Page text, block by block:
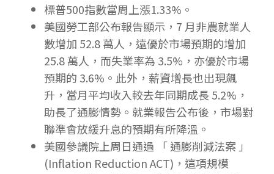
標普500指數當周上漲1.33%。
美國勞工部公布報告顯示，7 月非農就業人
數增加 52.8 萬人，遠優於市場預期的增加
25.8 萬人，而失業率為 3.5%，亦優於市場
預期的 3.6%。此外，薪資增長也出現飆
升，當月平均收入較去年同期成長 5.2%，
助長了通膨情勢。就業報告公布後，市場對
聯準會放緩升息的預期有所降溫。
美國參議院上周日通過 「 通膨削減法案 」
(Inflation Reduction ACT)，這項規模